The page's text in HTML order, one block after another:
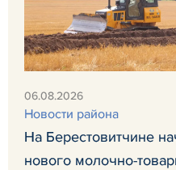
06.08.2026
Новости района
На Берестовитчине
нового молочно-